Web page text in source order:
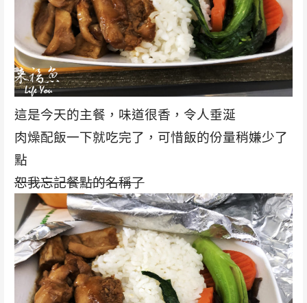
這是今天的主餐，味道很香，令人垂涎
肉燥配飯一下就吃完了，可惜飯的份量稍嫌少了
點
恕我忘記餐點的名稱了